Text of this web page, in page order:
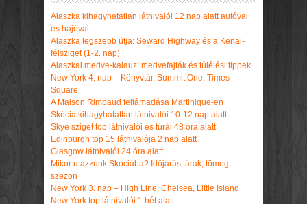
Alaszka kihagyhatatlan látnivalói 12 nap alatt autóval
és hajóval
Alaszka legszebb útja: Seward Highway és a Kenai-
félsziget (1-2. nap)
Alaszkai medve-kalauz: medvefajták és túlélési tippek
New York 4. nap – Könyvtár, Summit One, Times
Square
A Maison Rimbaud feltámadása Martinique-en
Skócia kihagyhatatlan látnivalói 10-12 nap alatt
Skye sziget top látnivalói és túrái 48 óra alatt
Edinburgh top 15 látnivalója 2 nap alatt
Glasgow látnivalói 24 óra alatt
Mikor utazzunk Skóciába? Időjárás, árak, tömeg,
szezon
New York 3. nap – High Line, Chelsea, Little Island
New York top látnivalói 1 hét alatt